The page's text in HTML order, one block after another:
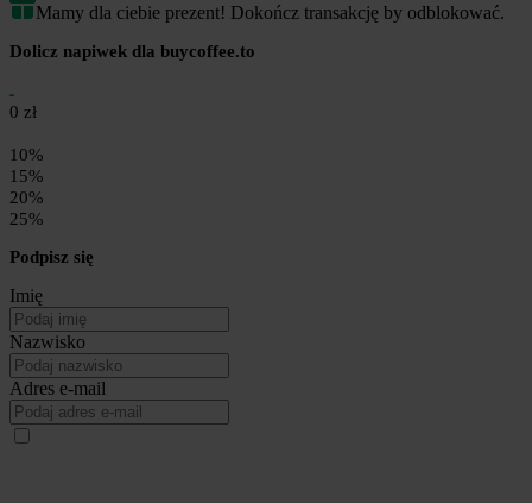
Mamy dla ciebie prezent! Dokończ transakcję by odblokować.
Dolicz napiwek dla buycoffee.to
0 zł
10%
15%
20%
25%
Podpisz się
Imię
Nazwisko
Adres e-mail